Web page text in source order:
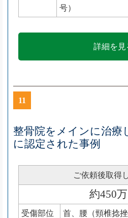
号）
詳細を見
11
整骨院をメインに治療
に認定された事例
ご依頼後取得
約450
受傷部位 首、腰（頸椎捻